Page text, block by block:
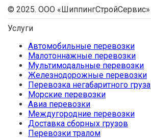
© 2025. ООО «ШиппингСтройСервис»
Услуги
Автомобильные перевозки
Малотоннажные перевозки
Мультимодальные перевозки
Железнодорожные перевозки
Перевозка негабаритного груза
Морские перевозки
Авиа перевозки
Междугородние перевозки
Доставка сборных грузов
Перевозки тралом